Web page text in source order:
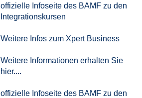
offizielle Infoseite des BAMF zu den
Integrationskursen
Weitere Infos zum Xpert Business
Weitere Informationen erhalten Sie
hier....
offizielle Infoseite des BAMF zu den